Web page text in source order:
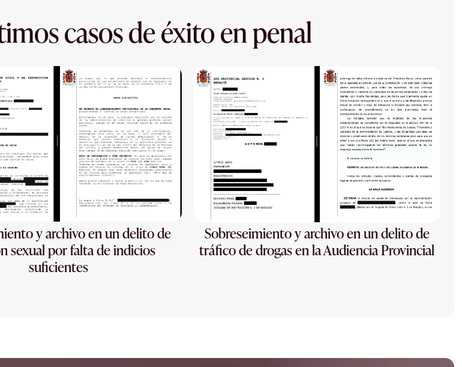
casos de éxito en penal
y archivo en un delito de
sexual por falta de indicios
suficientes
Sobreseimiento y archivo en un delito de
tráfico de drogas en la Audiencia Provincial